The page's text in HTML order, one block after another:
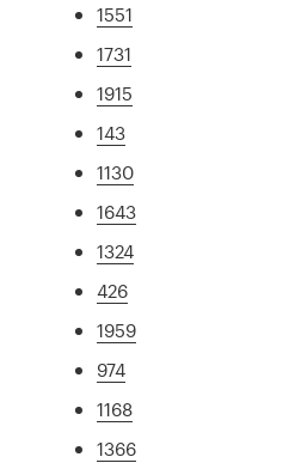
1551
1731
1915
143
1130
1643
1324
426
1959
974
1168
1366